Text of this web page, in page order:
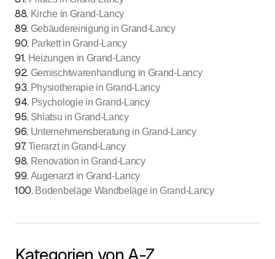
88. Kirche in Grand-Lancy
89. Gebäudereinigung in Grand-Lancy
90. Parkett in Grand-Lancy
91. Heizungen in Grand-Lancy
92. Gemischtwarenhandlung in Grand-Lancy
93. Physiotherapie in Grand-Lancy
94. Psychologie in Grand-Lancy
95. Shiatsu in Grand-Lancy
96. Unternehmensberatung in Grand-Lancy
97. Tierarzt in Grand-Lancy
98. Renovation in Grand-Lancy
99. Augenarzt in Grand-Lancy
100. Bodenbeläge Wandbeläge in Grand-Lancy